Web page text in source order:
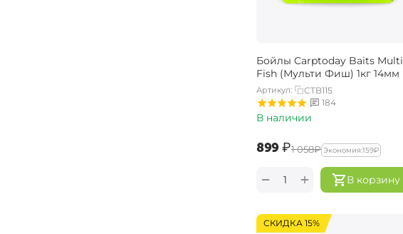
Бойлы Carptoday Baits Multi
Fish (Мульти Фиш) 1кг 14мм
Артикул:
CTB115
184
В наличии
‍899‍₽‍1 058‍₽ Экономия:‍159‍₽
В корзину
+
−
СКИДКА 15%